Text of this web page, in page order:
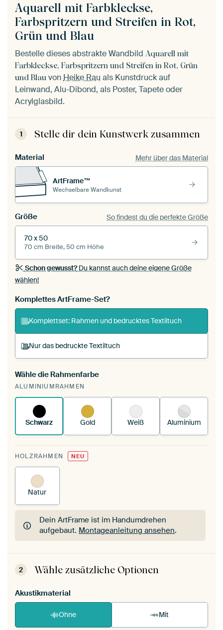
Aquarell mit Farbkleckse,
Farbspritzern und Streifen in Rot,
Grün und Blau
Bestelle dieses abstrakte Wandbild Aquarell mit
Farbkleckse, Farbspritzern und Streifen in Rot, Grün
und Blau vonHeike Rau als Kunstdruck auf
Leinwand, Alu-Dibond, als Poster, Tapete oder
Acrylglasbild.
1 Stelle dir dein Kunstwerk zusammen
Material Mehr über das Material
ArtFrame™
Wechselbare Wandkunst
Größe So findest du die perfekte Größe
70 x 50
70 cm Breite, 50 cm Höhe
Schon gewusst?Du kannst auch deine eigene Größe
wählen!
Komplettes ArtFrame-Set?
Komplettset: Rahmen und bedrucktes Textiltuch
Nur das bedruckte Textiltuch
Du spannst einen wechselbaren Textiltuch in
deinen vorhandenen ArtFrame™.
funktioniert es.
Wähle die Rahmenfarbe
ALUMINIUMRAHMEN
Schwarz Gold Weiß Aluminium
HOLZRAHMEN NEU
Natur
Dein ArtFrame ist im Handumdrehen
aufgebaut. Montageanleitung ansehen.
Dein ArtFrame ist im Handumdrehen
aufgebaut.Montageanleitung ansehen
2 Wähle zusätzliche Optionen
Akustikmaterial
Ohne Mit